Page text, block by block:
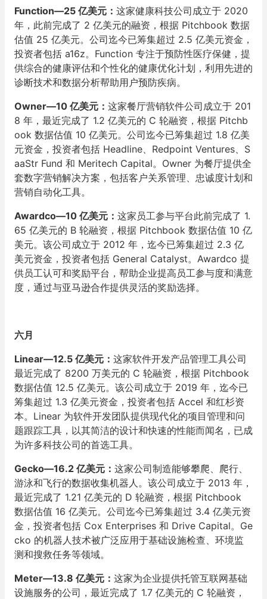
Function—25 亿美元： 这家健康科技公司成立于 2020
年，此前完成了 2 亿美元的融资，根据 Pitchbook 数据
估值 25 亿美元。公司迄今已筹集超过 2.5 亿美元资金，
投资者包括 a16z。Function 专注于预防性医疗保健，提
供综合的健康评估和个性化的健康优化计划，利用先进的
诊断技术和数据分析帮助用户预防疾病。
Owner—10 亿美元： 这家餐厅营销软件公司成立于 201
8 年，最近完成了 1.2 亿美元的 C 轮融资，根据 Pitchb
ook 数据估值 10 亿美元。公司迄今已筹集超过 1.8 亿美
元资金，投资者包括 Headline、Redpoint Ventures、S
aaStr Fund 和 Meritech Capital。Owner 为餐厅提供全
套数字营销解决方案，包括客户关系管理、忠诚度计划和
营销自动化工具。
Awardco—10 亿美元： 这家员工参与平台此前完成了 1.
65 亿美元的 B 轮融资，根据 Pitchbook 数据估值 10 亿
美元。该公司成立于 2012 年，迄今已筹集超过 2.3 亿
美元资金，投资者包括 General Catalyst。Awardco 提
供员工认可和奖励平台，帮助企业提高员工参与度和满意
度，通过与亚马逊合作提供灵活的奖励选择。
六月
Linear—12.5 亿美元： 这家软件开发产品管理工具公司
最近完成了 8200 万美元的 C 轮融资，根据 Pitchbook
数据估值 12.5 亿美元。该公司成立于 2019 年，迄今已
筹集超过 1.3 亿美元资金，投资者包括 Accel 和红杉资
本。Linear 为软件开发团队提供现代化的项目管理和问
题跟踪工具，以其简洁的设计和快速的性能而闻名，已成
为许多科技公司的首选工具。
Gecko—16.2 亿美元： 这家公司制造能够攀爬、爬行、
游泳和飞行的数据收集机器人。该公司成立于 2013 年，
最近完成了 1.21 亿美元的 D 轮融资，根据 Pitchbook
数据估值 16 亿美元。公司迄今已筹集超过 3.4 亿美元资
金，投资者包括 Cox Enterprises 和 Drive Capital。Ge
cko 的机器人技术被广泛应用于基础设施检查、环境监
测和搜救任务等领域。
Meter—13.8 亿美元： 这家为企业提供托管互联网基础
设施服务的公司，最近完成了 1.7 亿美元的 C 轮融资，